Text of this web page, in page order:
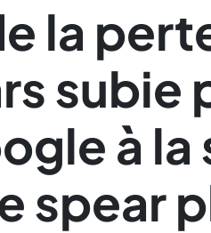
la
subie
à la
spear